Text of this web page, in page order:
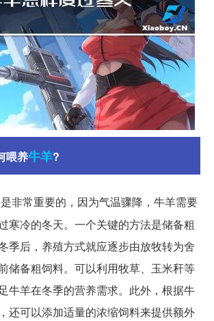
喂养牛羊?
非常重要的，因为气温骤降，牛羊需要
寒冷的冬天。一个关键的方法是储备粗
季后，养殖方式就应逐步由放牧转为舍
储备粗饲料。可以利用牧草、玉米秆等
牛羊在冬季的营养需求。此外，根据牛
还可以添加适量的浓缩饲料来提供额外